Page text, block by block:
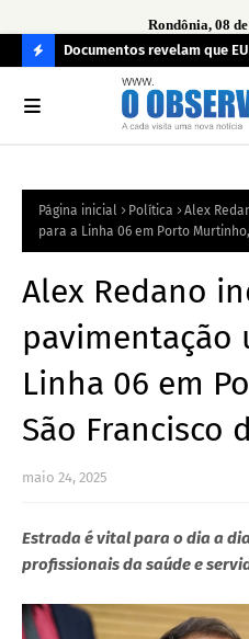
Rondônia, 08
O
R
de
Documentos revelam que
Bahia em 1963
Página inicial Política
Alex
para a Linha 06 em Porto
Alex Redano
pavimentação
Linha 06 em
São Francisco
maio 24, 2025
Estrada é vital para o dia a
profissionais da saúde e